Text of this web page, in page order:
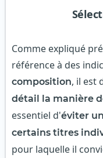
Comme expliqué
référence à des
composition, il est
détail la manière
essentiel d'éviter
certains titres
pour laquelle il